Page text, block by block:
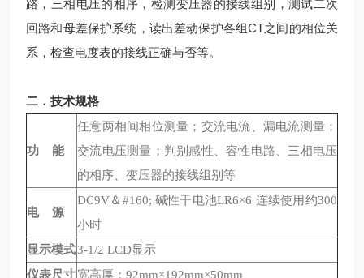
路，三相电压的相序，检测变压器的接线组别，测试二次
回路和母差保护系统，读出差动保护各组CT之间的相位关
系，检查电度表的接线正确与否等。
二．技术规格
功 能
任意两相间相位测量；交流电流、漏电流测量；
交流电压测量；判别感性、容性电路、三相电压
的相序、变压器的接线组别等
电 源
DC9V＆#160; 碱性干电池LR6×6 连续使用约300
小时
显示模式3-1/2 LCD显示
仪表尺寸宽高厚：92mm×192mm×50mm